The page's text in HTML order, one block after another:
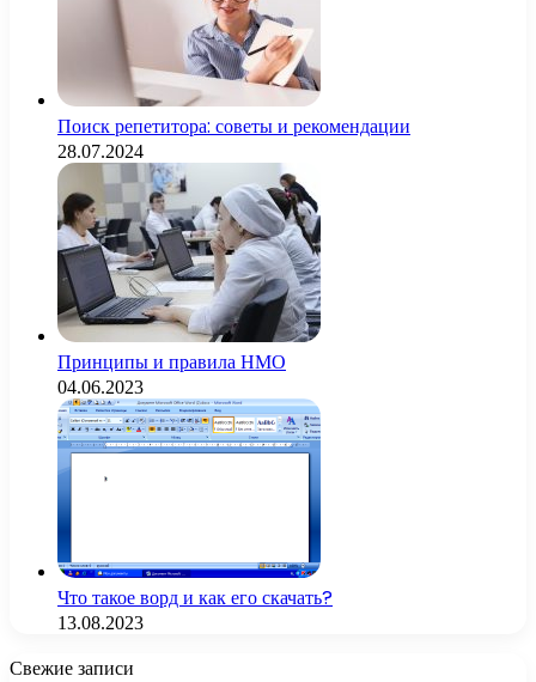
Поиск репетитора: советы и рекомендации
28.07.2024
Принципы и правила НМО
04.06.2023
Что такое ворд и как его скачать?
13.08.2023
Свежие записи